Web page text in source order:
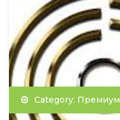
Category: Премиум